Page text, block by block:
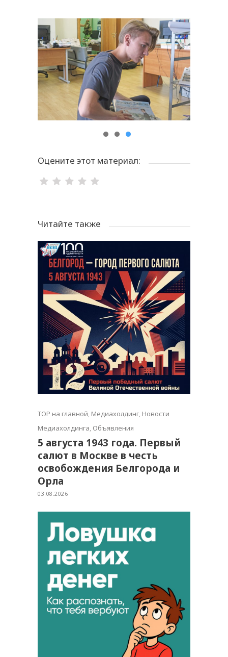
Оцените этот материал:
Читайте также
TOP на главной, Медиахолдинг, Новости
Медиахолдинга, Объявления
5 августа 1943 года. Первый
салют в Москве в честь
освобождения Белгорода и
Орла
03.08.2026